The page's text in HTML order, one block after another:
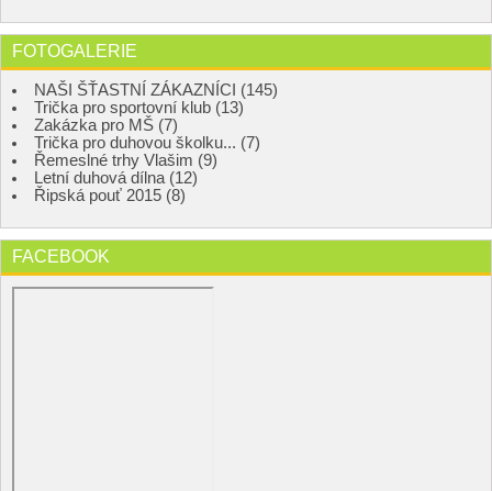
FOTOGALERIE
NAŠI ŠŤASTNÍ ZÁKAZNÍCI (145)
Trička pro sportovní klub (13)
Zakázka pro MŠ (7)
Trička pro duhovou školku... (7)
Řemeslné trhy Vlašim (9)
Letní duhová dílna (12)
Řipská pouť 2015 (8)
FACEBOOK